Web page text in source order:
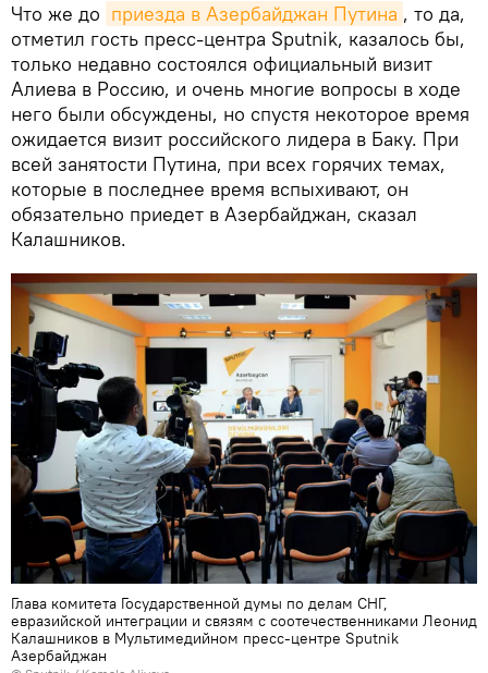
Что же до приезда в Азербайджан Путина , то да,
отметил гость пресс-центра Sputnik, казалось бы,
только недавно состоялся официальный визит
Алиева в Россию, и очень многие вопросы в ходе
него были обсуждены, но спустя некоторое время
ожидается визит российского лидера в Баку. При
всей занятости Путина, при всех горячих темах,
которые в последнее время вспыхивают, он
обязательно приедет в Азербайджан, сказал
Калашников.
Глава комитета Государственной думы по делам СНГ,
евразийской интеграции и связям с соотечественниками Леонид
Калашников в Мультимедийном пресс-центре Sputnik
Азербайджан